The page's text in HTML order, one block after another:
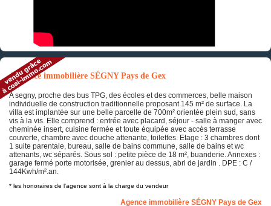
Annonce immobilière SÉGNY Pays de Gex
A segny, proche des bus TPG, des écoles et des commerces, belle maison
individuelle de construction traditionnelle proposant 145 m² de surface. La
villa est implantée sur une belle parcelle de 700m² orientée plein sud, sans
vis à la vis. Elle comprend : entrée avec placard, séjour - salle à manger avec
cheminée insert, cuisine fermée et toute équipée avec accès terrasse
couverte, chambre avec douche attenante, toilettes. Etage : 3 chambres dont
1 suite parentale, bureau, salle de bains commune, salle de bains et wc
attenants, wc séparés. Sous sol : petite pièce de 18 m², buanderie. Annexes :
garage fermé porte motorisée, grenier au dessus, abri de jardin . DPE : C /
144Kwh/m².an.
* les honoraires de l'agence sont à la charge du vendeur
Agence immobilière SÉGNY Pays de Gex